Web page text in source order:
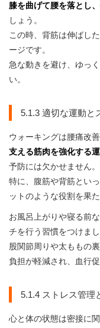
膝を曲げて腰を落とし
しょう。
この時、背筋は伸ばし
ージです。
急な動きを避け、ゆっ
い。
5.1.3 適切な運動と
ウォーキングは腰痛改
支える筋肉を強化する
予防には欠かせません。
特に、腹筋や背筋とい
ットのような役割を果た
お風呂上がりや寝る前
チを行う習慣をつけまし
股関節周りや太ももの
負担が軽減され、血行
5.1.4 ストレス管理
心と体の状態は密接に関